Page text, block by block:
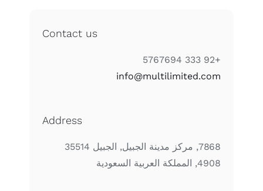
Contact us
+92 333 5767694
info@multilimited.com
Address
7868, مركز مدينة الجبيل, الجبيل 35514
4908, المملكة العربية السعودية